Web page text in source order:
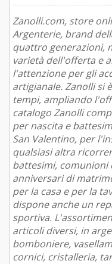
Zanolli.com, store
Argenterie, brand
quattro generazioni,
varietà dell'offerta e
l'attenzione per gli
artigianale. Zanolli si
tempi, ampliando
catalogo Zanolli
per nascita e
San Valentino, per
qualsiasi altra
battesimi, comunioni
anniversari di
per la casa e per la
dispone anche un
sportiva.
articoli diversi, in
bomboniere,
cornici, cristalleria,